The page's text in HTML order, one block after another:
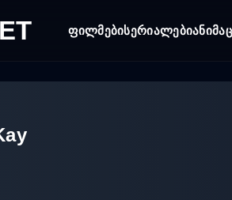
ფილმებისერიალები